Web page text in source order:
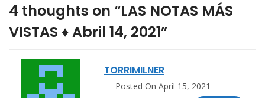
4 thoughts on “LAS NOTAS MÁS
VISTAS ♦ Abril 14, 2021”
TORRIMILNER
Posted On April 15, 2021